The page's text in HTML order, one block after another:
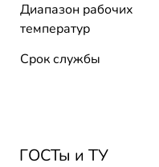
Диапазон рабочих
температур
Срок службы
ГОСТы и ТУ